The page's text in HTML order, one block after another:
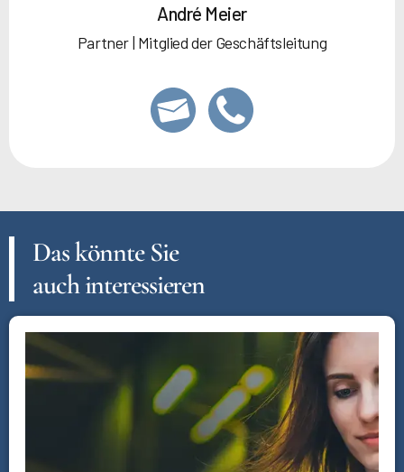
André Meier
Partner | Mitglied der Geschäftsleitung
Das könnte Sie
auch interessieren